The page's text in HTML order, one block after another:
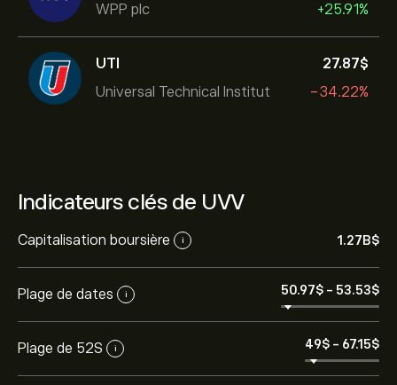
WPP plc
+25.91%
UTI
Universal Technical Institut
27.87‎$‎
-34.22%
Indicateurs clés de UVV
Capitalisation boursière i 1.27B‎$‎
Plage de dates i 50.97‎$‎ - 53.53‎$‎
Plage de 52S i 49‎$‎ - 67.15‎$‎